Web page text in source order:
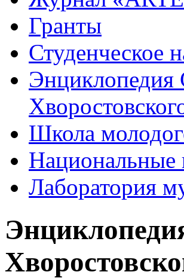
Гранты
Студенческое
Школа
Национальные
Лаборатория